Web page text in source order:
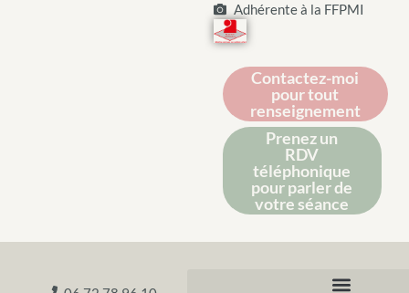
Adhérente à la FFPMI
Contactez-moi
pour tout
renseignement
Prenez un
RDV
téléphonique
pour parler de
votre séance